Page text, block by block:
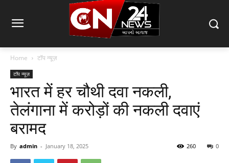
Home टॉप न्यूज़
टॉप न्यूज़
भारत में हर चौथी दवा नकली,
तेलंगाना में करोड़ों की नकली दवाएं
बरामद
By admin - January 18, 2025 0
260